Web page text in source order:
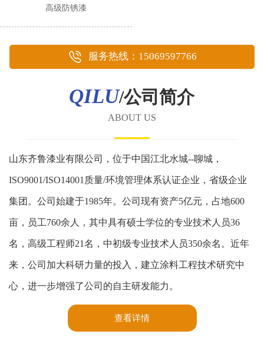
高级防锈漆
服务热线：15069597766
QILU/公司简介
ABOUT US
山东齐鲁漆业有限公司，位于中国江北水城--聊城，
ISO9001/ISO14001质量/环境管理体系认证企业，省级企业
集团。公司始建于1985年。公司现有资产5亿元，占地600
亩，员工760余人，其中具有硕士学位的专业技术人员36
名，高级工程师21名，中初级专业技术人员350余名。近年
来，公司加大科研力量的投入，建立涂料工程技术研究中
心，进一步增强了公司的自主研发能力。
查看详情